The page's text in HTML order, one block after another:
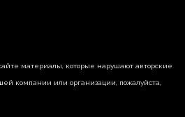
материалы, которые нарушают авторские
компании или организации, пожалуйста,